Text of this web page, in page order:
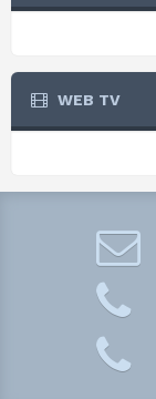
WEB TV